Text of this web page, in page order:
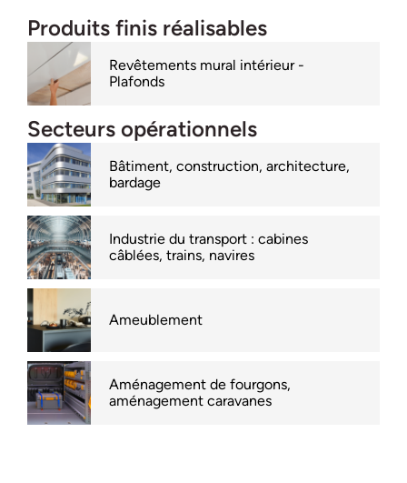
Produits finis réalisables
Revêtements mural intérieur -
Plafonds
Secteurs opérationnels
Bâtiment, construction, architecture,
bardage
Industrie du transport : cabines
câblées, trains, navires
Ameublement
Aménagement de fourgons,
aménagement caravanes